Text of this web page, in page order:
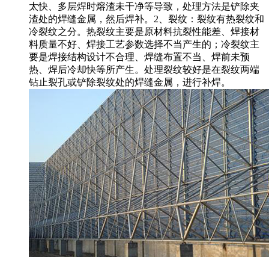
太快、多层焊时熔渣未干净等导致，处理方法是铲除夹
渣处的焊缝金属，然后焊补。2、裂纹：裂纹有热裂纹和
冷裂纹之分。热裂纹主要是原材料抗裂性能差、焊接材
料质量不好、焊接工艺参数选择不当产生的；冷裂纹主
要是焊接结构设计不合理、焊缝布置不当、焊前未预
热、焊后冷却快等所产生。处理裂纹较好是在裂纹两端
钻止裂孔或铲除裂纹处的焊缝金属，进行补焊。